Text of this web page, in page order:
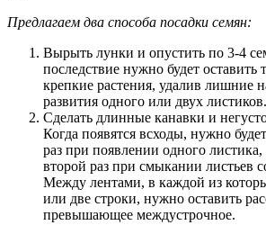
Предлагаем два способа посадки семян:
Вырыть лунки и опустить по 3-4
последствие нужно будет оставить
крепкие растения, удалив лишние
развития одного или двух листиков.
Сделать длинные канавки и
Когда появятся всходы, нужно
раз при появлении одного листика,
второй раз при смыкании листьев
Между лентами, в каждой из
или две строки, нужно оставить
превышающее междустрочное.